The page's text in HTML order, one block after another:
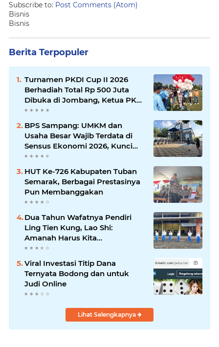
Subscribe to: Post Comments (Atom)
Bisnis
Bisnis
Berita Terpopuler
Turnamen PKDI Cup II 2026
Berhadiah Total Rp 500 Juta
Dibuka di Jombang, Ketua PKDI
Jatim Syaifullah Mahdi: Ajang
Komunikasi Antar-Kades untuk
Memajukan Desa
BPS Sampang: UMKM dan
Usaha Besar Wajib Terdata di
Sensus Ekonomi 2026, Kunci
Kebijakan Tepat Sasaran
HUT Ke-726 Kabupaten Tuban
Semarak, Berbagai Prestasinya
Pun Membanggakan
Dua Tahun Wafatnya Pendiri
Ling Tien Kung, Lao Shi:
Amanah Harus Kita
Laksanakan!
Viral Investasi Titip Dana
Ternyata Bodong dan untuk
Judi Online
Lihat Selengkapnya